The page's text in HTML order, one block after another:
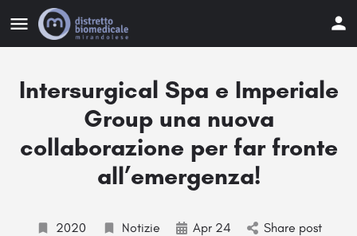
Intersurgical Spa e Imperiale
Group una nuova
collaborazione per far fronte
all’emergenza!
2020 Notizie Apr 24 Share post